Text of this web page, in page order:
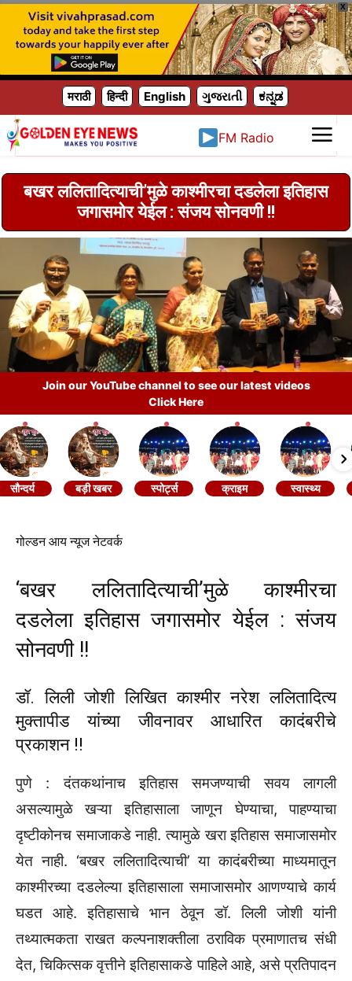
X
मराठी हिन्दी English ગુજરાતી ಕನ್ನಡ
FM Radio
बखर ललितादित्याची‌’मुळे काश्मीरचा दडलेला इतिहास
जगासमोर येईल : संजय सोनवणी !!
Join our YouTube channel to see our latest videos
Click Here
सौन्दर्य बड़ी खबर स्पोर्ट्स क्राइम स्वास्थ्य
‌गोल्डन आय न्यूज नेटवर्क
‘बखर ललितादित्याची‌’मुळे काश्मीरचा
दडलेला इतिहास जगासमोर येईल : संजय
सोनवणी !!
डॉ. लिली जोशी लिखित काश्मीर नरेश ललितादित्य
मुक्तापीड यांच्या जीवनावर आधारित कादंबरीचे
प्रकाशन !!
पुणे : दंतकथांनाच इतिहास समजण्याची सवय लागली
असल्यामुळे खऱ्या इतिहासाला जाणून घेण्याचा, पाहण्याचा
दृष्टीकोनच समाजाकडे नाही. त्यामुळे खरा इतिहास समाजासमोर
येत नाही. ‌‘बखर ललितादित्याची‌’ या कादंबरीच्या माध्यमातून
काश्मीरच्या दडलेल्या इतिहासाला समाजासमोर आणण्याचे कार्य
घडत आहे. इतिहासाचे भान ठेवून डॉ. लिली जोशी यांनी
तथ्यात्मकता राखत कल्पनाशक्तीला ठराविक प्रमाणातच संधी
देत, चिकित्सक वृत्तीने इतिहासाकडे पाहिले आहे, असे प्रतिपादन